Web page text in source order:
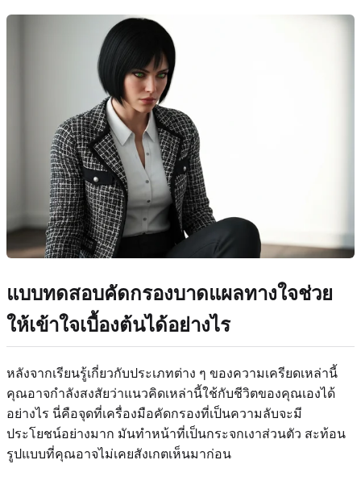
แบบทดสอบคัดกรองบาดแผลทางใจช่วย
ให้เข้าใจเบื้องต้นได้อย่างไร
หลังจากเรียนรู้เกี่ยวกับประเภทต่าง ๆ ของความเครียดเหล่านี้
คุณอาจกำลังสงสัยว่าแนวคิดเหล่านี้ใช้กับชีวิตของคุณเองได้
อย่างไร นี่คือจุดที่เครื่องมือคัดกรองที่เป็นความลับจะมี
ประโยชน์อย่างมาก มันทำหน้าที่เป็นกระจกเงาส่วนตัว สะท้อน
รูปแบบที่คุณอาจไม่เคยสังเกตเห็นมาก่อน